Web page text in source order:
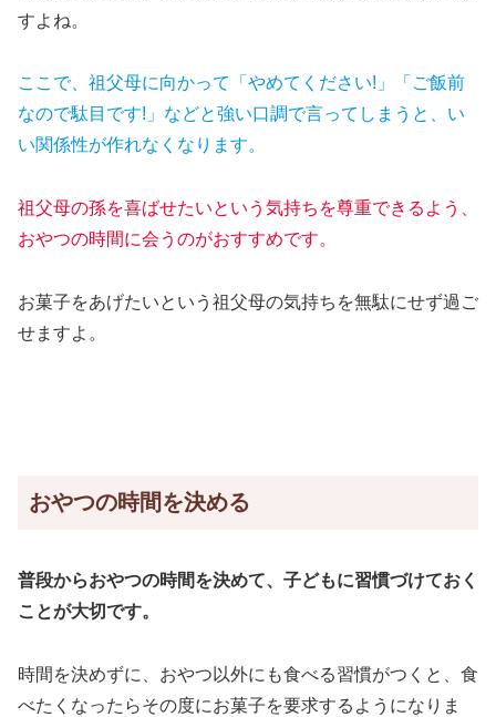
すよね。
ここで、祖父母に向かって「やめてください!」「ご飯前
なので駄目です!」などと強い口調で言ってしまうと、い
い関係性が作れなくなります。
祖父母の孫を喜ばせたいという気持ちを尊重できるよう、
おやつの時間に会うのがおすすめです。
お菓子をあげたいという祖父母の気持ちを無駄にせず過ご
せますよ。
おやつの時間を決める
普段からおやつの時間を決めて、子どもに習慣づけておく
ことが大切です。
時間を決めずに、おやつ以外にも食べる習慣がつくと、食
べたくなったらその度にお菓子を要求するようになりま